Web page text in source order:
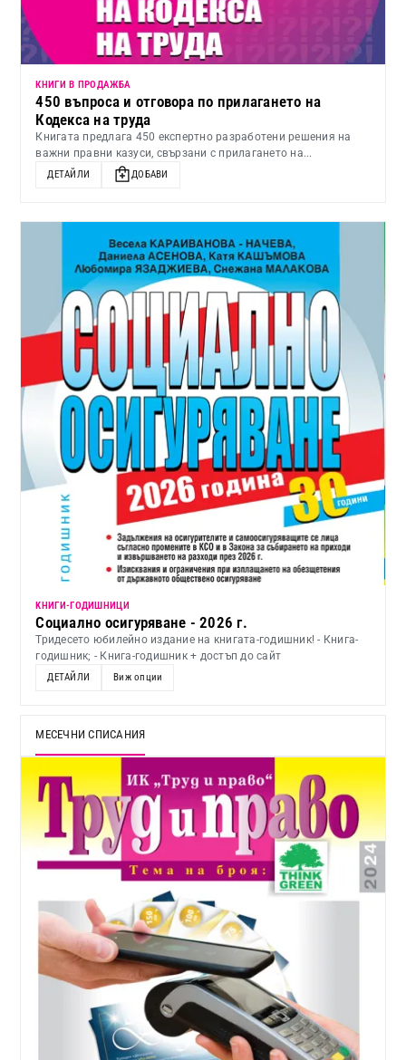
КНИГИ В ПРОДАЖБА
450 въпроса и отговора по прилагането на
Кодекса на труда
Книгата предлага 450 експертно разработени решения на
важни правни казуси, свързани с прилагането на...
ДЕТАЙЛИ ДОБАВИ
KНИГИ-ГОДИШНИЦИ
Социално осигуряване - 2026 г.
Тридесето юбилейно издание на книгата-годишник! - Книга-
годишник; - Книга-годишник + достъп до сайт
ДЕТАЙЛИ Виж опции
МЕСЕЧНИ СПИСАНИЯ